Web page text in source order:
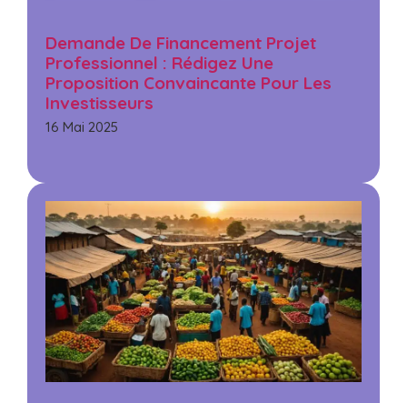
Demande De Financement Projet
Professionnel : Rédigez Une
Proposition Convaincante Pour Les
Investisseurs
16 Mai 2025